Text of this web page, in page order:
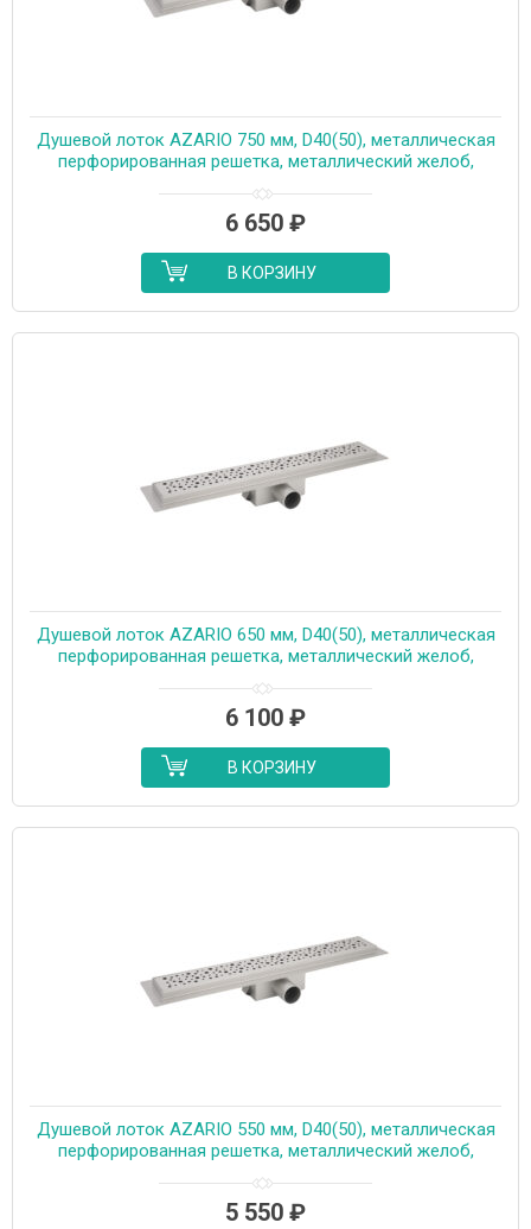
Душевой лоток AZARIO 750 мм, D40(50), металлическая
перфорированная решетка, металлический желоб,
6 650 ₽
В КОРЗИНУ
Душевой лоток AZARIO 650 мм, D40(50), металлическая
перфорированная решетка, металлический желоб,
6 100 ₽
В КОРЗИНУ
Душевой лоток AZARIO 550 мм, D40(50), металлическая
перфорированная решетка, металлический желоб,
5 550 ₽